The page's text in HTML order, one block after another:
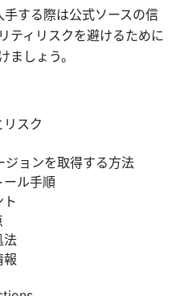
する際は公式ソースの信
ティリスクを避けるために
ましょう。
リスク
ョンを取得する方法
ール手順
法
報